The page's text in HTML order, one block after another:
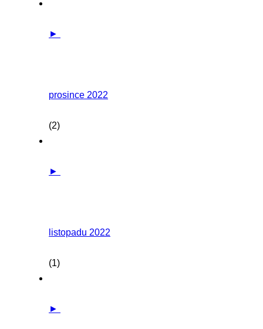
►
prosince 2022
(2)
►
listopadu 2022
(1)
►